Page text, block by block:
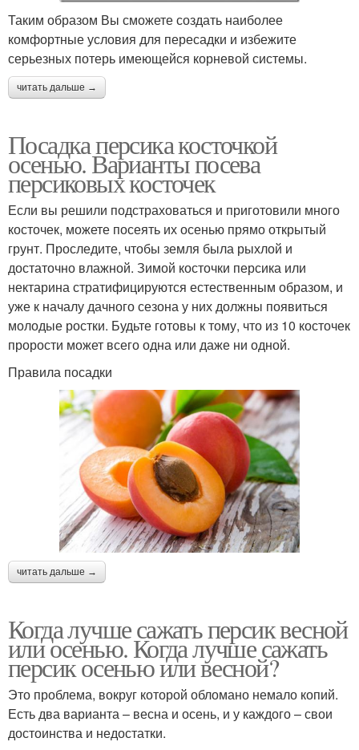
Таким образом Вы сможете создать наиболее
комфортные условия для пересадки и избежите
серьезных потерь имеющейся корневой системы.
читать дальше →
Посадка персика косточкой
осенью. Варианты посева
персиковых косточек
Если вы решили подстраховаться и приготовили много
косточек, можете посеять их осенью прямо открытый
грунт. Проследите, чтобы земля была рыхлой и
достаточно влажной. Зимой косточки персика или
нектарина стратифицируются естественным образом, и
уже к началу дачного сезона у них должны появиться
молодые ростки. Будьте готовы к тому, что из 10 косточек
прорости может всего одна или даже ни одной.
Правила посадки
читать дальше →
Когда лучше сажать персик весной
или осенью. Когда лучше сажать
персик осенью или весной?
Это проблема, вокруг которой обломано немало копий.
Есть два варианта – весна и осень, и у каждого – свои
достоинства и недостатки.